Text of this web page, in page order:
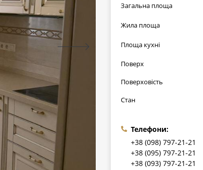
Загальна площа
Жила площа
Площа кухні
Поверх
Поверховість
Стан
Телефони:
+38 (098) 797-21-21
+38 (095) 797-21-21
+38 (093) 797-21-21